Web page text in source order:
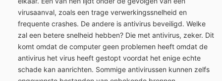
virusaanval, zoals een trage verwerkingssnelheid en
frequente crashes. De andere is antivirus beveiligd. Welke
zal een betere snelheid hebben? Die met antivirus, zeker. Dit
komt omdat de computer geen problemen heeft omdat de
antivirus het virus heeft gestopt voordat het enige echte
schade kan aanrichten. Sommige antivirussen kunnen zelfs